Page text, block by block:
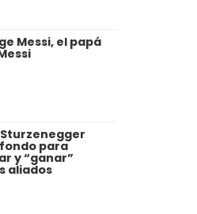
Messi, el papá
para
y “ganar”
aliados